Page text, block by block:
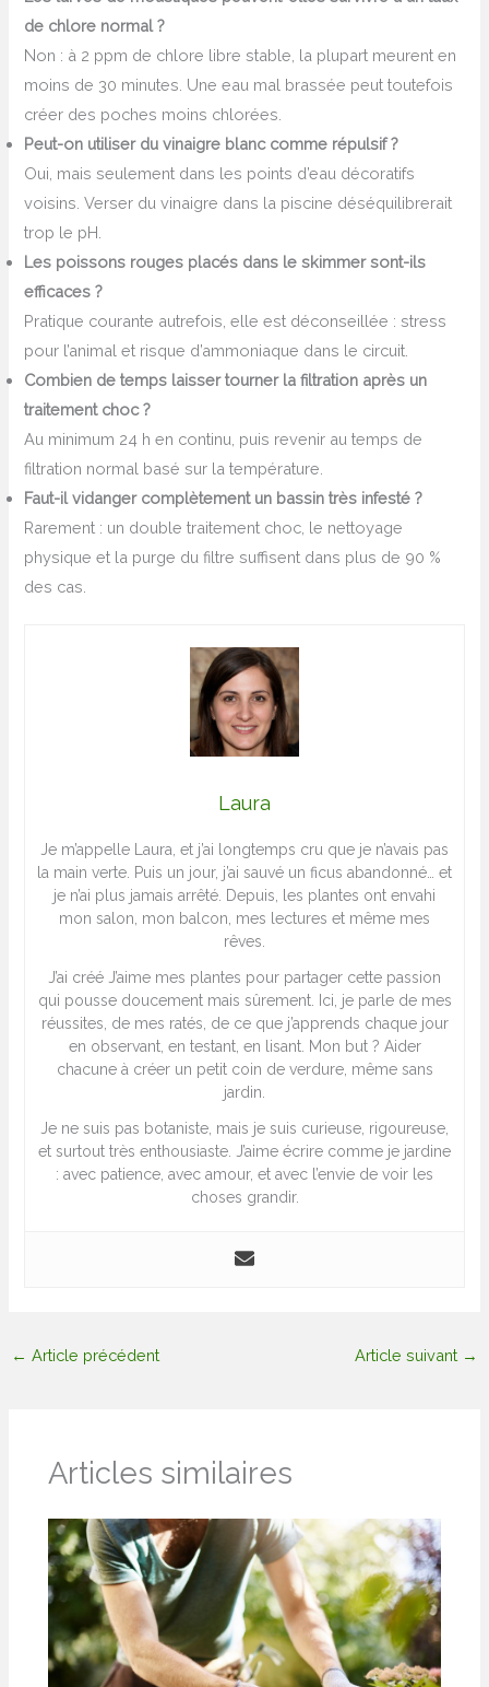
de chlore normal ?
Non : à 2 ppm de chlore libre stable, la plupart meurent en
moins de 30 minutes. Une eau mal brassée peut toutefois
créer des poches moins chlorées.
Peut-on utiliser du vinaigre blanc comme répulsif ?
Oui, mais seulement dans les points d’eau décoratifs
voisins. Verser du vinaigre dans la piscine déséquilibrerait
trop le pH.
Les poissons rouges placés dans le skimmer sont-ils
efficaces ?
Pratique courante autrefois, elle est déconseillée : stress
pour l’animal et risque d’ammoniaque dans le circuit.
Combien de temps laisser tourner la filtration après un
traitement choc ?
Au minimum 24 h en continu, puis revenir au temps de
filtration normal basé sur la température.
Faut-il vidanger complètement un bassin très infesté ?
Rarement : un double traitement choc, le nettoyage
physique et la purge du filtre suffisent dans plus de 90 %
des cas.
Laura
Je m’appelle Laura, et j’ai longtemps cru que je n’avais pas
la main verte. Puis un jour, j’ai sauvé un ficus abandonné… et
je n’ai plus jamais arrêté. Depuis, les plantes ont envahi
mon salon, mon balcon, mes lectures et même mes
rêves.
J’ai créé J’aime mes plantes pour partager cette passion
qui pousse doucement mais sûrement. Ici, je parle de mes
réussites, de mes ratés, de ce que j’apprends chaque jour
en observant, en testant, en lisant. Mon but ? Aider
chacune à créer un petit coin de verdure, même sans
jardin.
Je ne suis pas botaniste, mais je suis curieuse, rigoureuse,
et surtout très enthousiaste. J’aime écrire comme je jardine
: avec patience, avec amour, et avec l’envie de voir les
choses grandir.
← Article précédent Article suivant →
Articles similaires